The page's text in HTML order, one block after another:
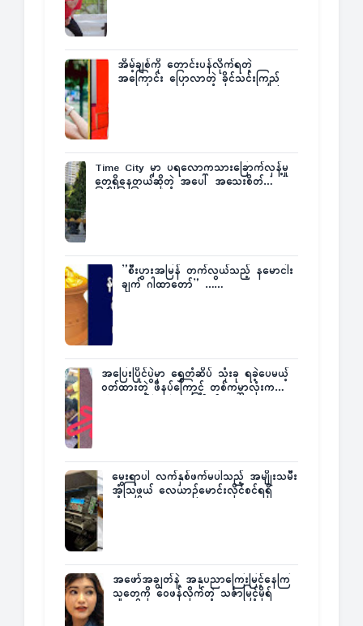
အိမ့်ချစ်ကို တောင်းပန်လိုက်ရတဲ့
အကြောင်း ပြောလာတဲ့ ခိုင်သင်းကြည်
Time City မှာ ပရလောကသားခြောက်လှန့်မှု
တွေရှိနေတယ်ဆိုတဲ့ အပေါ် အသေးစိတ်
”စီးပွားအမြန် တက်လွယ်သည့် နမောငါး
ချက် ဂါထာတော်” ……
အပြေးပြိုင်ပွဲမှာ ရွှေတံဆိပ် သုံးခု ရခဲ့ပေမယ့်
ဝတ်ထားတဲ့ ဖိနပ်ကြောင့် တစ်ကမ္ဘာလုံးက
မွေးရာပါ လက်နှစ်ဖက်မပါသည့် အမျိုးသမီး
အံ့သြဖွယ် လေယာဉ်မောင်းလိုင်စင်ရရှိ
အဖော်အချွတ်နဲ့ အနုပညာကြေးမြင့်နေကြ
သူတွေကို ဝေဖန်လိုက်တဲ့ သင်္ဇာမြင့်မိုရ်